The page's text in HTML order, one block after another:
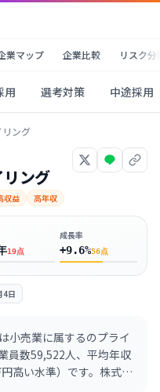
業マップ 企業比較 リスク分
用 選考対策 中途採用
ング
ング
収益 高年収
19点
成長率
+9.6%56点
4日
小売業に属するのプライ
員数59,522人、平均年収
高い水準）です。株式会